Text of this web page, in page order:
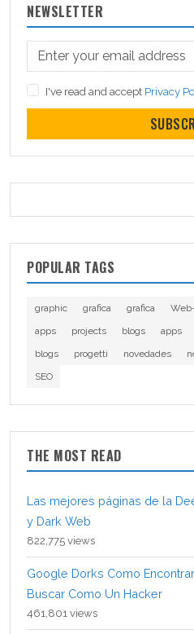
NEWSLETTER
I've read and accept Privacy
POPULAR TAGS
graphic grafica grafica
apps
projects blogs apps
blogs
progetti novedades
SEO
THE MOST READ
Las mejores páginas de la
y Dark Web
822,775 views
Google Dorks Como
Buscar Como Un Hacker
461,801 views